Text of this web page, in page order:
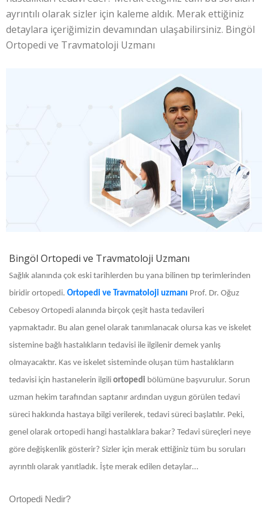
ayrıntılı olarak sizler için kaleme aldık. Merak ettiğiniz
detaylara içeriğimizin devamından ulaşabilirsiniz. Bingöl
Ortopedi ve Travmatoloji Uzmanı
Bingöl Ortopedi ve Travmatoloji Uzmanı
Sağlık alanında çok eski tarihlerden bu yana bilinen tıp terimlerinden
biridir ortopedi. Ortopedi ve Travmatoloji uzmanı Prof. Dr. Oğuz
Cebesoy Ortopedi alanında birçok çeşit hasta tedavileri
yapmaktadır. Bu alan genel olarak tanımlanacak olursa kas ve iskelet
sistemine bağlı hastalıkların tedavisi ile ilgilenir demek yanlış
olmayacaktır. Kas ve iskelet sisteminde oluşan tüm hastalıkların
tedavisi için hastanelerin ilgili ortopedi bölümüne başvurulur. Sorun
uzman hekim tarafından saptanır ardından uygun görülen tedavi
süreci hakkında hastaya bilgi verilerek, tedavi süreci başlatılır. Peki,
genel olarak ortopedi hangi hastalıklara bakar? Tedavi süreçleri neye
göre değişkenlik gösterir? Sizler için merak ettiğiniz tüm bu soruları
ayrıntılı olarak yanıtladık. İşte merak edilen detaylar…
Ortopedi Nedir?